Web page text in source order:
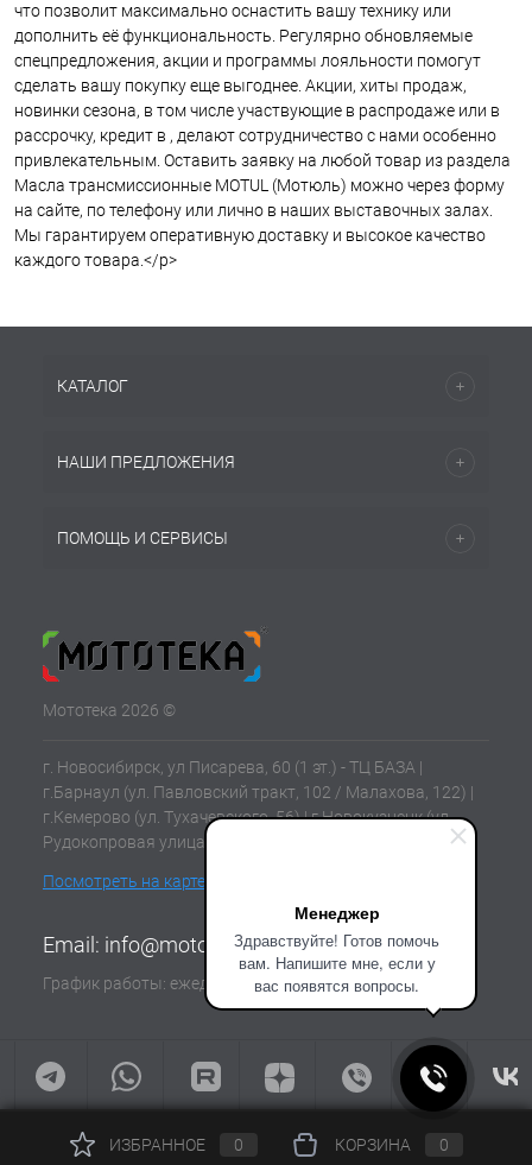
Менеджер
Здравствуйте! Готов помочь
вам. Напишите мне, если у
вас появятся вопросы.
что позволит максимально оснастить вашу технику или
дополнить её функциональность. Регулярно обновляемые
спецпредложения, акции и программы лояльности помогут
сделать вашу покупку еще выгоднее. Акции, хиты продаж,
новинки сезона, в том числе участвующие в распродаже или в
рассрочку, кредит в , делают сотрудничество с нами особенно
привлекательным. Оставить заявку на любой товар из раздела
Масла трансмиссионные MOTUL (Мотюль) можно через форму
на сайте, по телефону или лично в наших выставочных залах.
Мы гарантируем оперативную доставку и высокое качество
каждого товара.</p>
КАТАЛОГ
НАШИ ПРЕДЛОЖЕНИЯ
ПОМОЩЬ И СЕРВИСЫ
Мототека 2026 ©
г. Новосибирск, ул Писарева, 60 (1 эт.) - ТЦ БАЗА |
г.Барнаул (ул. Павловский тракт, 102 / Малахова, 122) |
г.Кемерово (ул. Тухачевского, 56) | г.Новокузнецк (ул.
Рудокопровая улица, 21) | г.Томск (ул. Клюева, 11В)
Посмотреть на карте
Email: info@mototeka.su
График работы: ежедневно с 10:00 до 19:00
ИЗБРАННОЕ 0 КОРЗИНА 0